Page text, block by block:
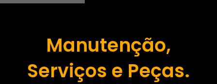
Manutenção,
Serviços e Peças.